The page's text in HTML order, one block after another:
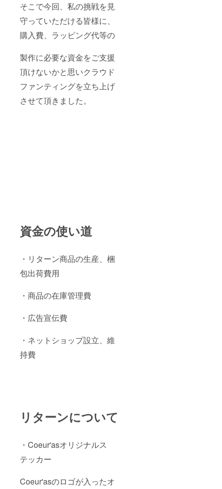
そこで今回、私の挑戦を見
守っていただける皆様に、
購入費、ラッピング代等の
製作に必要な資金をご支援
頂けないかと思いクラウド
ファンティングを立ち上げ
させて頂きました。
資金の使い道
・リターン商品の生産、梱
包出荷費用
・商品の在庫管理費
・広告宣伝費
・ネットショップ設立、維
持費
リターンについて
・Coeur'asオリジナルス
テッカー
Coeur'asのロゴが入ったオ